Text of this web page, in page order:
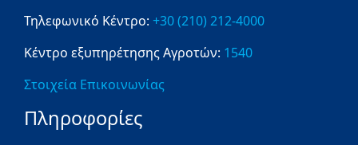
Τηλεφωνικό Κέντρο: +30 (210) 212-4000
Κέντρο εξυπηρέτησης Αγροτών: 1540
Στοιχεία Επικοινωνίας
Πληροφορίες